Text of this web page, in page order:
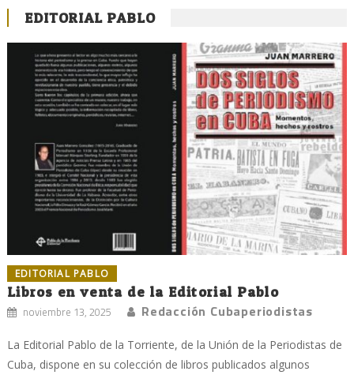
EDITORIAL PABLO
EDITORIAL PABLO
Libros en venta de la Editorial Pablo
noviembre 13, 2025 Redacción Cubaperiodistas
La Editorial Pablo de la Torriente, de la Unión de la Periodistas de
Cuba, dispone en su colección de libros publicados algunos